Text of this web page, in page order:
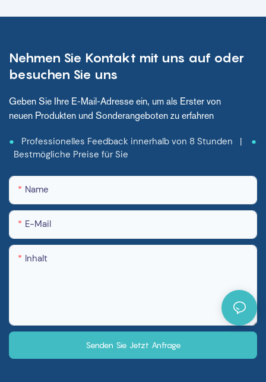
Nehmen Sie Kontakt mit uns auf oder
besuchen Sie uns
Geben Sie Ihre E-Mail-Adresse ein, um als Erster von
neuen Produkten und Sonderangeboten zu erfahren
● Professionelles Feedback innerhalb von 8 Stunden |
●
Bestmögliche Preise für Sie
Name
E-Mail
Inhalt
Senden Sie Jetzt Anfrage